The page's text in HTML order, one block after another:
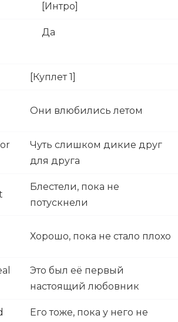
[Интро]
Да
[Куплет 1]
Они влюбились летом
Чуть слишком дикие друг
для друга
Блестели, пока не
потускнели
Хорошо, пока не стало плохо
Это был её первый
настоящий любовник
Его тоже, пока у него не